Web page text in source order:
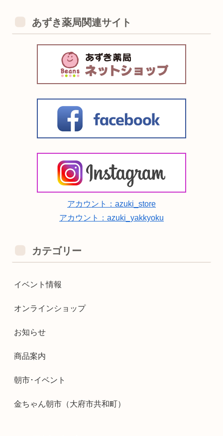
あずき薬局関連サイト
アカウント：azuki_store
アカウント：azuki_yakkyoku
カテゴリー
イベント情報
オンラインショップ
お知らせ
商品案内
朝市･イベント
金ちゃん朝市（大府市共和町）